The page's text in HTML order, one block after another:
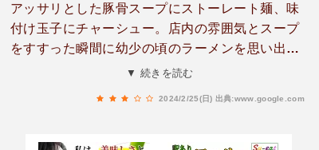
アッサリとした豚骨スープにストーレート麺、味
付け玉子にチャーシュー。店内の雰囲気とスープ
をすすった瞬間に幼少の頃のラーメンを思い出
す。今どきの飾られたラーメンではなく、熊本ラ
▼ 続きを読む
2024/2/25(日) 出典:www.google.com